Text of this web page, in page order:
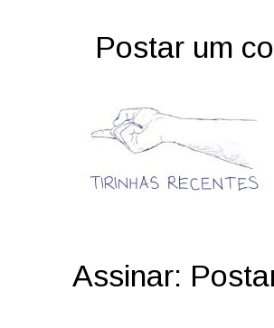
Postar um
Assinar: